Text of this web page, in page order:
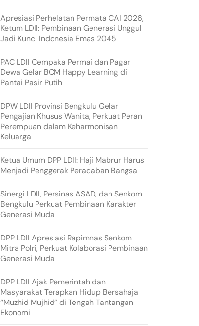
Apresiasi Perhelatan Permata CAI 2026,
Ketum LDII: Pembinaan Generasi Unggul
Jadi Kunci Indonesia Emas 2045
PAC LDII Cempaka Permai dan Pagar
Dewa Gelar BCM Happy Learning di
Pantai Pasir Putih
DPW LDII Provinsi Bengkulu Gelar
Pengajian Khusus Wanita, Perkuat Peran
Perempuan dalam Keharmonisan
Keluarga
Ketua Umum DPP LDII: Haji Mabrur Harus
Menjadi Penggerak Peradaban Bangsa
Sinergi LDII, Persinas ASAD, dan Senkom
Bengkulu Perkuat Pembinaan Karakter
Generasi Muda
DPP LDII Apresiasi Rapimnas Senkom
Mitra Polri, Perkuat Kolaborasi Pembinaan
Generasi Muda
DPP LDII Ajak Pemerintah dan
Masyarakat Terapkan Hidup Bersahaja
“Muzhid Mujhid” di Tengah Tantangan
Ekonomi